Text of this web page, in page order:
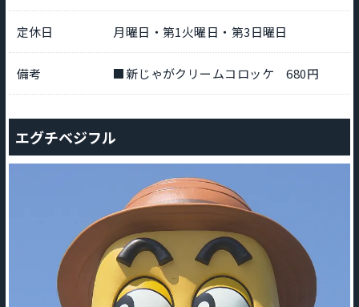
定休日 月曜日・第1火曜日・第3日曜日
備考 ■新じゃがクリームコロッケ 680円
エグチベジフル